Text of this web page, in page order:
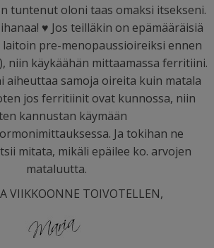
tuntenut oloni taas omaksi itsekseni.
♥ Jos teilläkin on epämääräisiä
pre-menopaussioireiksi ennen
niin käykäähän mittaamassa ferritiini.
aiheuttaa samoja oireita kuin matala
jos ferritiinit ovat kunnossa, niin
kannustan käymään
Ja tokihan ne
mitata, mikäli epäilee ko. arvojen
mataluutta.
VIIKKOONNE TOIVOTELLEN,